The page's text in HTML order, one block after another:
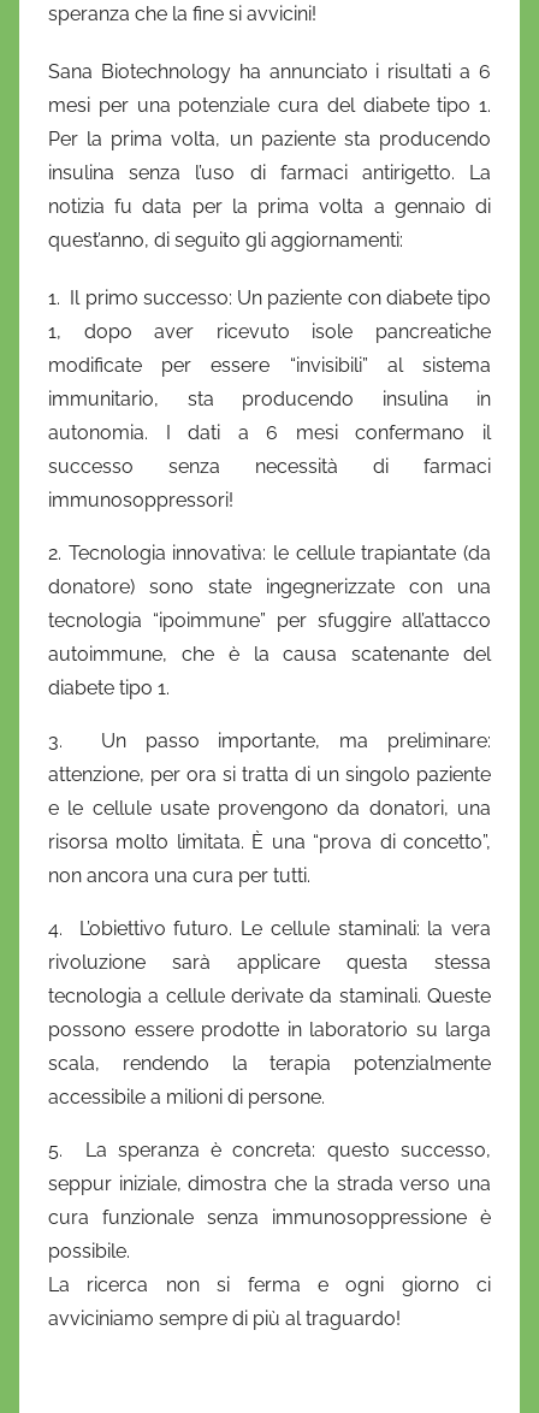
i
l
a
D
'
O
n
f
r
o
speranza che la fine si avvicini!
Sana Biotechnology ha annunciato i risultati a 6
mesi per una potenziale cura del diabete tipo 1.
Per la prima volta, un paziente sta producendo
insulina senza l’uso di farmaci antirigetto. La
notizia fu data per la prima volta a gennaio di
quest’anno, di seguito gli aggiornamenti:
1. Il primo successo: Un paziente con diabete tipo
1, dopo aver ricevuto isole pancreatiche
modificate per essere “invisibili” al sistema
immunitario, sta producendo insulina in
autonomia. I dati a 6 mesi confermano il
successo senza necessità di farmaci
immunosoppressori!
2. Tecnologia innovativa: le cellule trapiantate (da
donatore) sono state ingegnerizzate con una
tecnologia “ipoimmune” per sfuggire all’attacco
autoimmune, che è la causa scatenante del
diabete tipo 1.
3. Un passo importante, ma preliminare:
attenzione, per ora si tratta di un singolo paziente
e le cellule usate provengono da donatori, una
risorsa molto limitata. È una “prova di concetto”,
non ancora una cura per tutti.
4. L’obiettivo futuro. Le cellule staminali: la vera
rivoluzione sarà applicare questa stessa
tecnologia a cellule derivate da staminali. Queste
possono essere prodotte in laboratorio su larga
scala, rendendo la terapia potenzialmente
accessibile a milioni di persone.
5. La speranza è concreta: questo successo,
seppur iniziale, dimostra che la strada verso una
cura funzionale senza immunosoppressione è
possibile.
La ricerca non si ferma e ogni giorno ci
avviciniamo sempre di più al traguardo!